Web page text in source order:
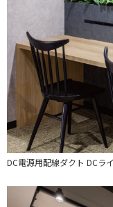
DC電源用配線ダクト DCラ